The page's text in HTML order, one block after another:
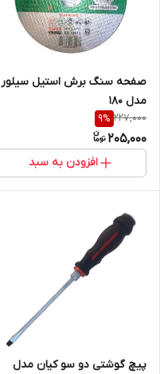
صفحه سنگ برش استیل سیلور
مدل 180
227,000
9%
205,000
افزودن به سبد
پیچ گوشتی دو سو کیان مدل